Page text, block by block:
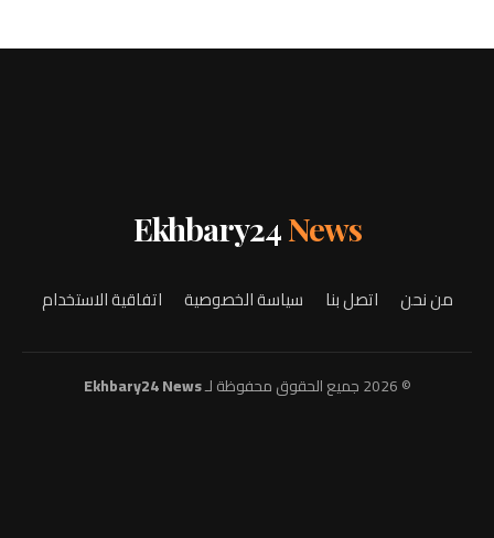
Ekhbary24News
من نحن اتصل بنا سياسة الخصوصية اتفاقية الاستخدام
© 2026 جميع الحقوق محفوظة لـ Ekhbary24 News